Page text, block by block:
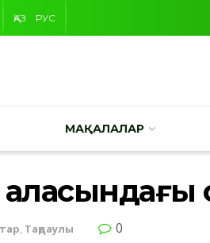
ҚАЗ РУС
МАҚАЛАЛАР
, Таңдаулы 0